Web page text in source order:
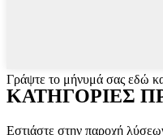
Γράψτε το μήνυμά σας εδώ
ΚΑΤΗΓΟΡΙΕΣ
Εστιάστε στην παροχή